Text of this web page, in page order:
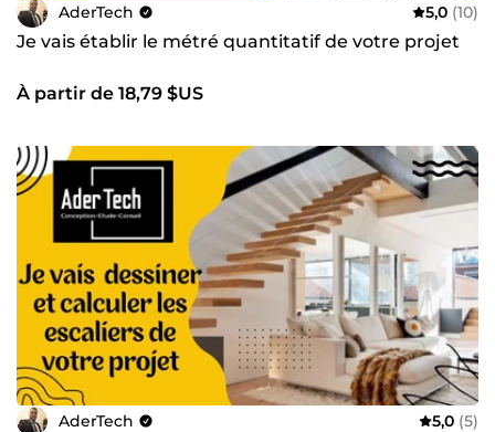
AderTech 5,0 (10)
Je vais établir le métré quantitatif de votre projet
À partir de 18,79 $US
AderTech 5,0 (5)